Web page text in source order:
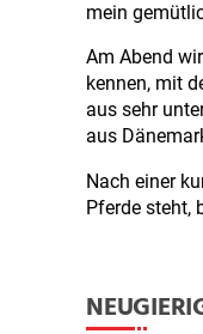
mein
Am Abend
kennen, mit
aus sehr
aus
Nach einer
Pferde steht,